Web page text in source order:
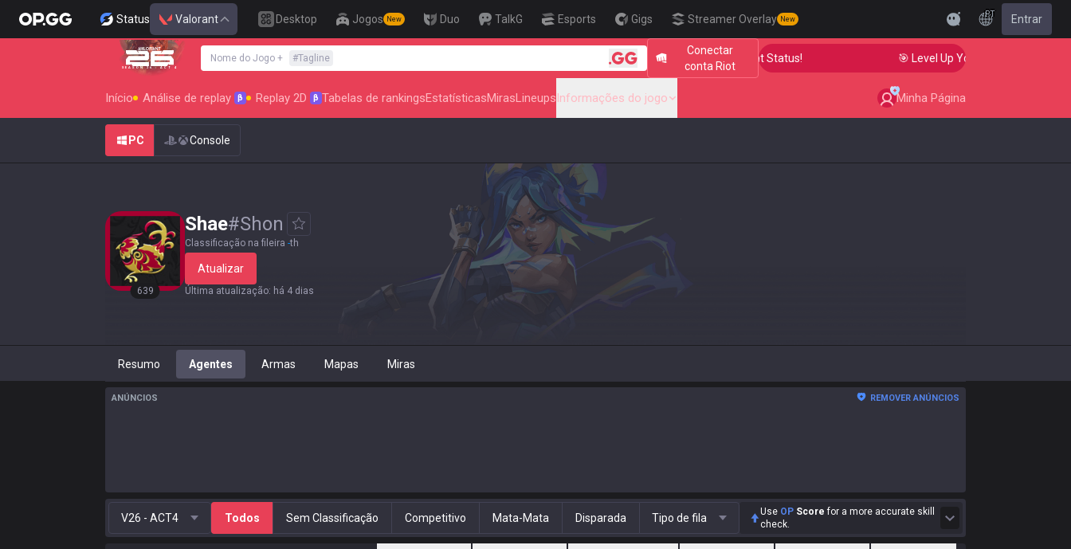
Status Valorant Desktop Jogos New Duo TalkG Esports Gigs Streamer Overlay New
PT Entrar
SEASON 26 : ACT 4
Nome do Jogo + #Tagline
Conectar
conta Riot
🎯 Level Up Your Aim to Radiant Status! 🎯 Level Up Your Aim to Radiant
Início Análise de replay β Replay 2D β Tabelas de rankingsEstatísticasMirasLineupsInformações do jogo Minha Página
PC Console
639
Shae#Shon
Classificação na fileira -th
Atualizar
Última atualização: há 4 dias
Resumo Agentes Armas Mapas Miras
ANÚNCIOS REMOVER ANÚNCIOS
V26 - ACT4 Todos Sem Classificação Competitivo Mata-Mata Disparada Tipo de fila Use OP Score for a more accurate skill
check.